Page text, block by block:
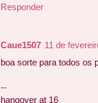
Responder
Caue1507 11 de
boa sorte para todos os
--
hangover at 16